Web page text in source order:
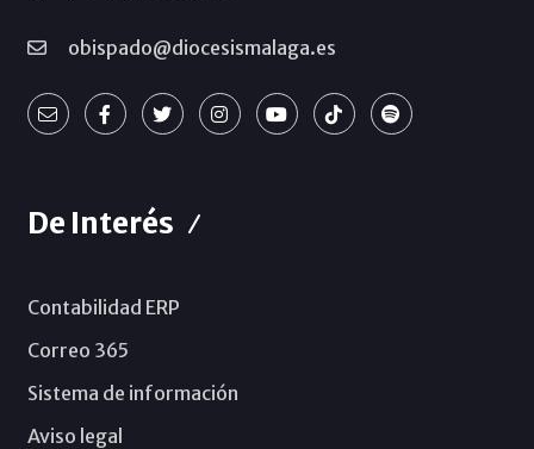
obispado@diocesismalaga.es
De Interés
Contabilidad ERP
Correo 365
Sistema de información
Aviso legal